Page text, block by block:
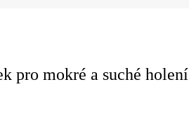
pro mokré a suché holení